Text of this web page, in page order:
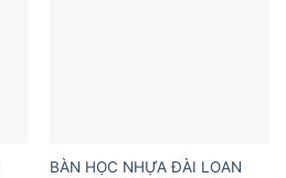
BÀN HỌC NHỰA ĐÀI LOAN